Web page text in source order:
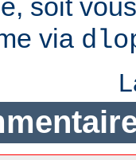
soit
via